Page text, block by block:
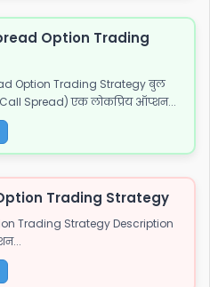
Option Trading
Option Trading Strategy बुल
Call Spread) एक लोकप्रिय ऑप्शन...
Trading Strategy
Trading Strategy Description